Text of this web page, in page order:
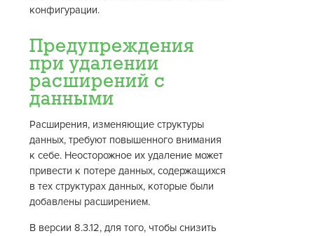
конфигурации.
Предупреждения
при удалении
расширений с
данными
Расширения, изменяющие структуры
данных, требуют повышенного внимания
к себе. Неосторожное их удаление может
привести к потере данных, содержащихся
в тех структурах данных, которые были
добавлены расширением.
В версии 8.3.12, для того, чтобы снизить